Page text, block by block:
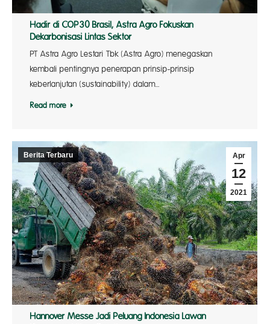
Hadir di COP30 Brasil, Astra Agro Fokuskan
Dekarbonisasi Lintas Sektor
PT Astra Agro Lestari Tbk (Astra Agro) menegaskan
kembali pentingnya penerapan prinsip-prinsip
keberlanjutan (sustainability) dalam…
Read more
Apr
12
2021
Berita Terbaru
Hannover Messe Jadi Peluang Indonesia Lawan